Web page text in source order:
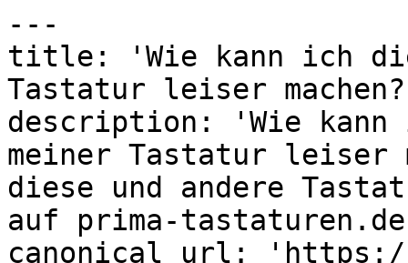
---
title: 'Wie kann ich die
Tastatur leiser
description: 'Wie kann
meiner Tastatur leiser
diese und andere
auf prima-
canonical_url: 'https://